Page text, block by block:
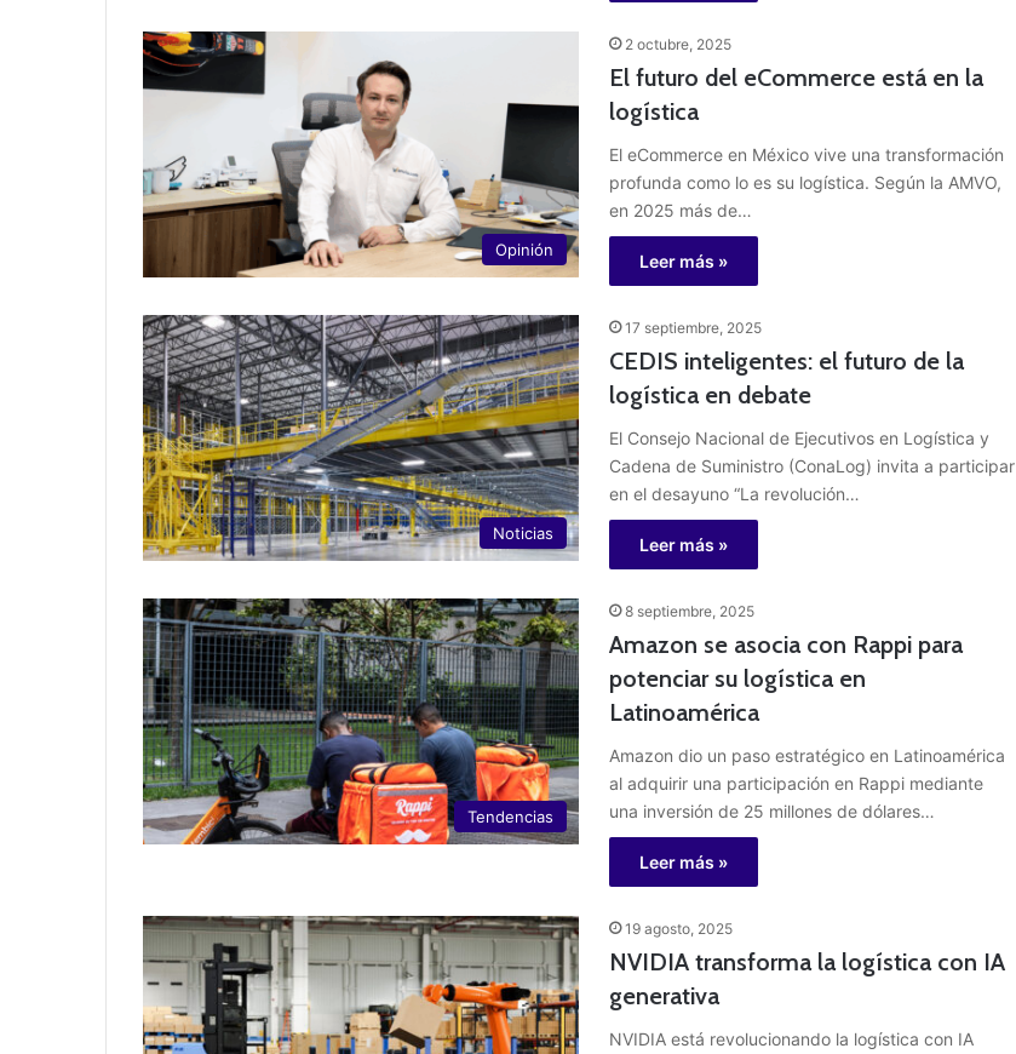
Opinión
2 octubre, 2025
El futuro del eCommerce está en la
logística
El eCommerce en México vive una transformación
profunda como lo es su logística. Según la AMVO,
en 2025 más de…
Leer más »
Noticias
17 septiembre, 2025
CEDIS inteligentes: el futuro de la
logística en debate
El Consejo Nacional de Ejecutivos en Logística y
Cadena de Suministro (ConaLog) invita a participar
en el desayuno “La revolución…
Leer más »
Tendencias
8 septiembre, 2025
Amazon se asocia con Rappi para
potenciar su logística en
Latinoamérica
Amazon dio un paso estratégico en Latinoamérica
al adquirir una participación en Rappi mediante
una inversión de 25 millones de dólares…
Leer más »
19 agosto, 2025
NVIDIA transforma la logística con IA
generativa
NVIDIA está revolucionando la logística con IA